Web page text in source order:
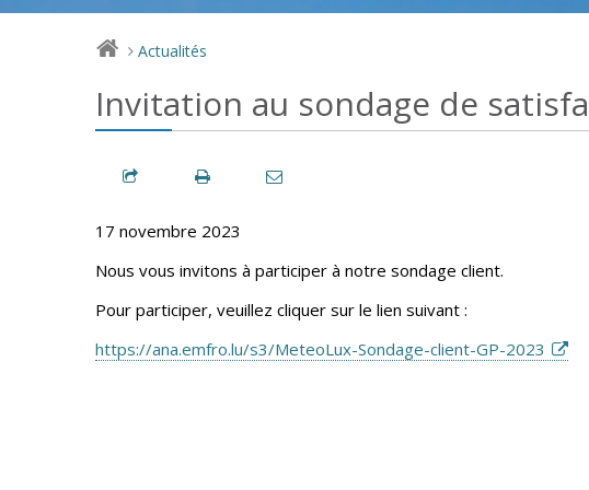
> Actualités
Invitation au sondage de
17 novembre 2023
Nous vous invitons à participer à notre sondage client.
Pour participer, veuillez cliquer sur le lien suivant :
https://ana.emfro.lu/s3/MeteoLux-Sondage-client-GP-2023